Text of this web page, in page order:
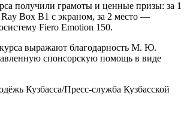
получили грамоты и ценные призы: за 1
Box B1 с экраном, за 2 место —
Fiero Emotion 150.
выражают благодарность М. Ю.
спонсорскую помощь в виде
Кузбасса/Пресс-служба Кузбасской